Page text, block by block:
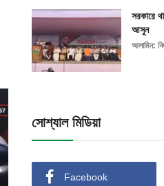
সরকারে
আসুন
আলামিন:
সোশ্যাল মিডিয়া
Facebook